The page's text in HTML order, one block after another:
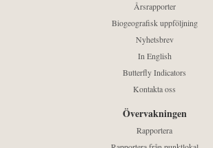
Årsrapporter
Biogeografisk uppföljning
Nyhetsbrev
In English
Butterfly Indicators
Kontakta oss
Övervakningen
Rapportera